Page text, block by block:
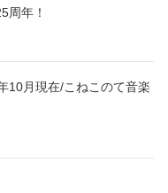
周年！
10月現在/こねこのて音楽